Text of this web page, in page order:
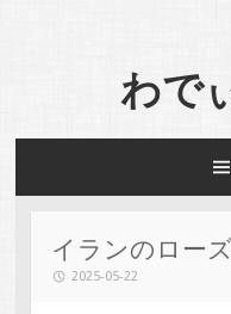
わで
イランのロー
2025-05-22